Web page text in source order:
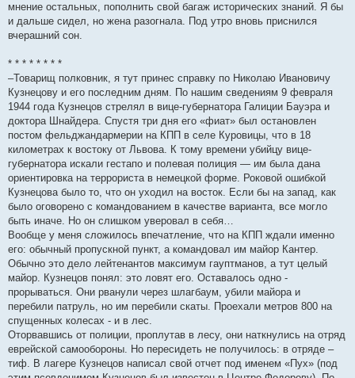
мнение остальных, пополнить свой багаж исторических знаний. Я бы
и дальше сидел, но жена разогнала. Под утро вновь приснился
вчерашний сон.
* * * * * * * *
–Товарищ полковник, я тут принес справку по Николаю Ивановичу
Кузнецову и его последним дням. По нашим сведениям 9 февраля
1944 года Кузнецов стрелял в вице-губернатора Галиции Бауэра и
доктора Шнайдера. Спустя три дня его «фиат» был остановлен
постом фельджандармерии на КПП в селе Куровицы, что в 18
километрах к востоку от Львова. К тому времени убийцу вице-
губернатора искали гестапо и полевая полиция — им была дана
ориентировка на террориста в немецкой форме. Роковой ошибкой
Кузнецова было то, что он уходил на восток. Если бы на запад, как
было оговорено с командованием в качестве варианта, все могло
быть иначе. Но он слишком уверовал в себя…
Вообще у меня сложилось впечатление, что на КПП ждали именно
его: обычный пропускной пункт, а командовал им майор Кантер.
Обычно это дело лейтенантов максимум гауптманов, а тут целый
майор. Кузнецов понял: это ловят его. Оставалось одно -
прорываться. Они рванули через шлагбаум, убили майора и
перебили патруль, но им перебили скаты. Проехали метров 800 на
спущенных колесах - и в лес.
Оторвавшись от полиции, проплутав в лесу, они наткнулись на отряд
еврейской самообороны. Но пересидеть не получилось: в отряде –
тиф. В лагере Кузнецов написал свой отчет под именем «Пух» (под